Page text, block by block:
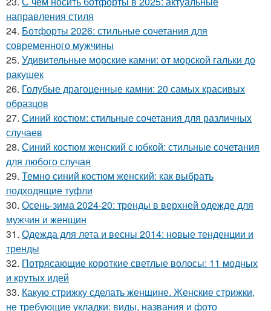
направления стиля
24. Ботфорты 2026: стильные сочетания для
современного мужчины
25. Удивительные морские камни: от морской гальки до
ракушек
26. Голубые драгоценные камни: 20 самых красивых
образцов
27. Синий костюм: стильные сочетания для различных
случаев
28. Синий костюм женский с юбкой: стильные сочетания
для любого случая
29. Темно синий костюм женский: как выбрать
подходящие туфли
30. Осень-зима 2024-20: тренды в верхней одежде для
мужчин и женщин
31. Одежда для лета и весны 2014: новые тенденции и
тренды
32. Потрясающие короткие светлые волосы: 11 модных
и крутых идей
33. Какую стрижку сделать женщине. Женские стрижки,
не требующие укладки: виды, названия и фото